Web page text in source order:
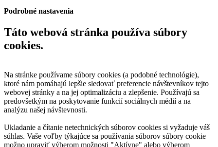
Podrobné nastavenia
Táto webová stránka používa súbory
cookies.
Na stránke používame súbory cookies (a podobné technológie),
ktoré nám pomáhajú lepšie sledovať preferencie návštevníkov tejto
webovej stránky a na jej optimalizáciu a zlepšenie. Používajú sa
predovšetkým na poskytovanie funkcií sociálnych médií a na
analýzu našej návštevnosti.
Ukladanie a čítanie netechnických súborov cookies si vyžaduje váš
súhlas. Vaše voľby týkajúce sa používania súborov súbory cookie
možno upraviť výberom možnosti "Aktívne" alebo výberom